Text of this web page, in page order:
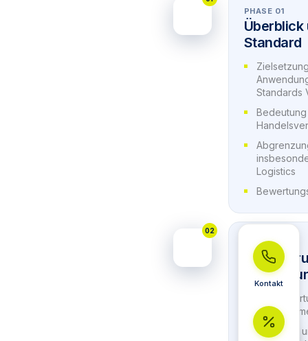
PHASE 01
Überblick
Standard
Standards
Logistics
02
PHASE 02
Qualitäts-
Kontakt